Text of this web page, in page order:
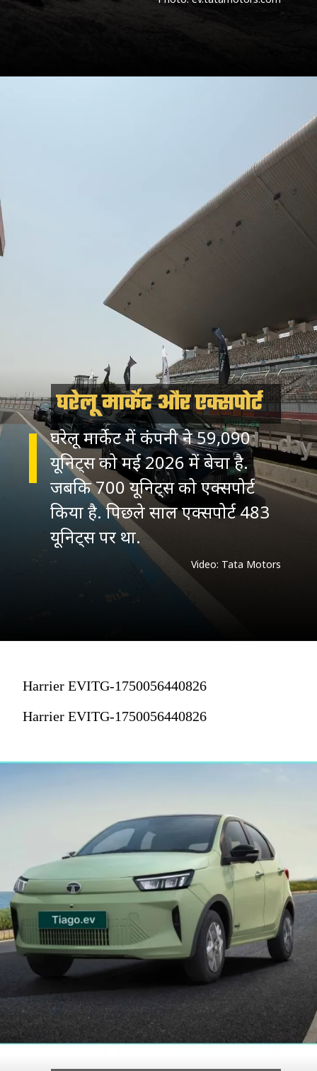
घरेलू मार्केट और एक्सपोर्ट
घरेलू मार्केट में कंपनी ने 59,090
यूनिट्स को मई 2026 में बेचा है.
जबकि 700 यूनिट्स को एक्सपोर्ट
किया है. पिछले साल एक्सपोर्ट 483
यूनिट्स पर था.
Video: Tata Motors
Harrier EVITG-1750056440826
Harrier EVITG-1750056440826